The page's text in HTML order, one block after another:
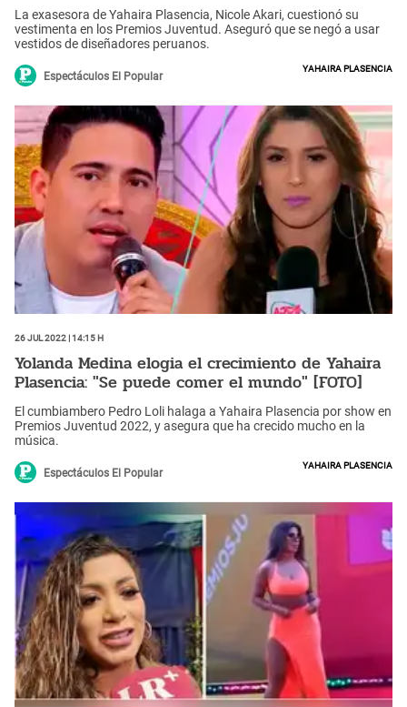
La exasesora de Yahaira Plasencia, Nicole Akari, cuestionó su
vestimenta en los Premios Juventud. Aseguró que se negó a usar
vestidos de diseñadores peruanos.
Espectáculos El Popular
Yahaira Plasencia
26 Jul 2022 | 14:15 h
Yolanda Medina elogia el crecimiento de Yahaira
Plasencia: "Se puede comer el mundo" [FOTO]
El cumbiambero Pedro Loli halaga a Yahaira Plasencia por show en
Premios Juventud 2022, y asegura que ha crecido mucho en la
música.
Espectáculos El Popular
Yahaira Plasencia